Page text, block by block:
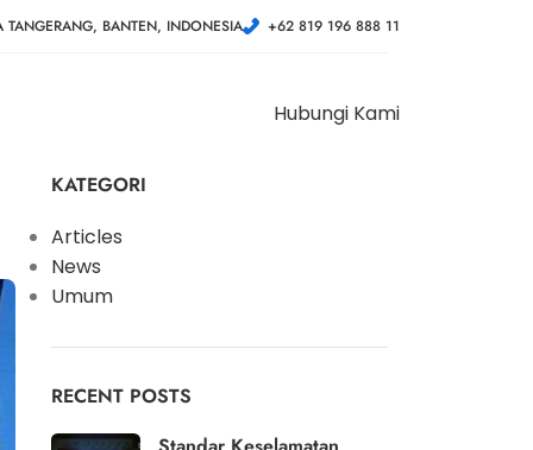
TANGERANG, BANTEN, INDONESIA +62 819 196 888 11
Hubungi Kami
KATEGORI
Articles
News
Umum
RECENT POSTS